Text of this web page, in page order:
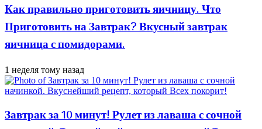
Как правильно приготовить яичницу. Что
Приготовить на Завтрак? Вкусный завтрак
яичница с помидорами.
1 неделя тому назад
Завтрак за 10 минут! Рулет из лаваша с сочной